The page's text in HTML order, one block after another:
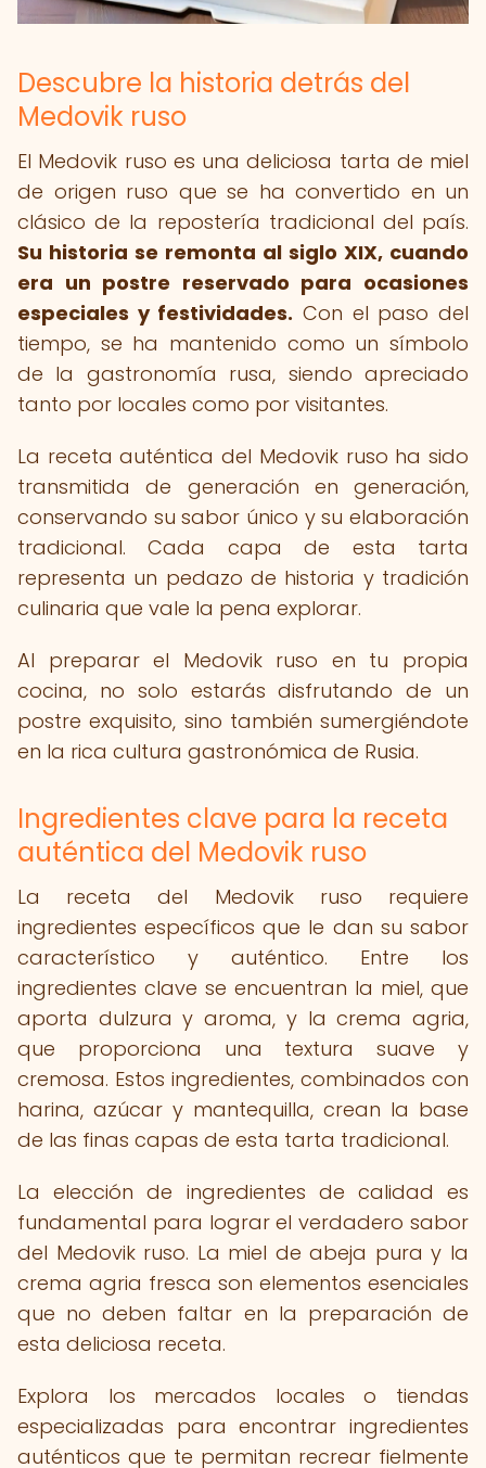
Descubre la historia detrás del
Medovik ruso
El Medovik ruso es una deliciosa tarta de miel
de origen ruso que se ha convertido en un
clásico de la repostería tradicional del país.
Su historia se remonta al siglo XIX, cuando
era un postre reservado para ocasiones
especiales y festividades. Con el paso del
tiempo, se ha mantenido como un símbolo
de la gastronomía rusa, siendo apreciado
tanto por locales como por visitantes.
La receta auténtica del Medovik ruso ha sido
transmitida de generación en generación,
conservando su sabor único y su elaboración
tradicional. Cada capa de esta tarta
representa un pedazo de historia y tradición
culinaria que vale la pena explorar.
Al preparar el Medovik ruso en tu propia
cocina, no solo estarás disfrutando de un
postre exquisito, sino también sumergiéndote
en la rica cultura gastronómica de Rusia.
Ingredientes clave para la receta
auténtica del Medovik ruso
La receta del Medovik ruso requiere
ingredientes específicos que le dan su sabor
característico y auténtico. Entre los
ingredientes clave se encuentran la miel, que
aporta dulzura y aroma, y la crema agria,
que proporciona una textura suave y
cremosa. Estos ingredientes, combinados con
harina, azúcar y mantequilla, crean la base
de las finas capas de esta tarta tradicional.
La elección de ingredientes de calidad es
fundamental para lograr el verdadero sabor
del Medovik ruso. La miel de abeja pura y la
crema agria fresca son elementos esenciales
que no deben faltar en la preparación de
esta deliciosa receta.
Explora los mercados locales o tiendas
especializadas para encontrar ingredientes
auténticos que te permitan recrear fielmente